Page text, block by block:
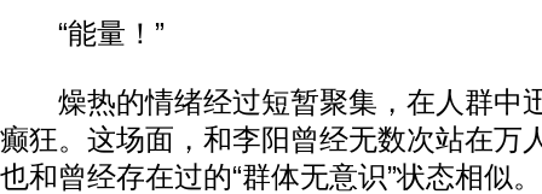
“能量！”
燥热的情绪经过短暂聚集，在人群中
癫狂。这场面，和李阳曾经无数次站在万
也和曾经存在过的“群体无意识”状态相似。